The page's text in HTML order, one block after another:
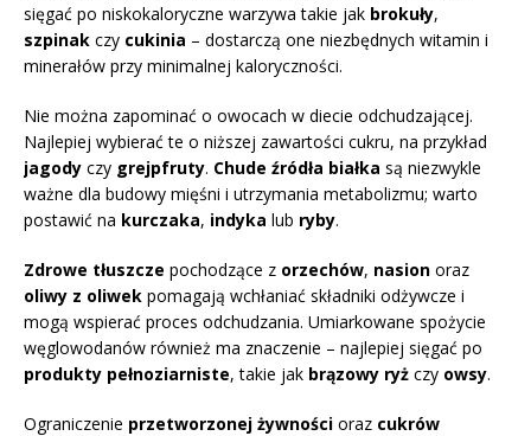
sięgać po niskokaloryczne warzywa takie jak brokuły,
szpinak czy cukinia – dostarczą one niezbędnych witamin i
minerałów przy minimalnej kaloryczności.
Nie można zapominać o owocach w diecie odchudzającej.
Najlepiej wybierać te o niższej zawartości cukru, na przykład
jagody czy grejpfruty. Chude źródła białka są niezwykle
ważne dla budowy mięśni i utrzymania metabolizmu; warto
postawić na kurczaka, indyka lub ryby.
Zdrowe tłuszcze pochodzące z orzechów, nasion oraz
oliwy z oliwek pomagają wchłaniać składniki odżywcze i
mogą wspierać proces odchudzania. Umiarkowane spożycie
węglowodanów również ma znaczenie – najlepiej sięgać po
produkty pełnoziarniste, takie jak brązowy ryż czy owsy.
Ograniczenie przetworzonej żywności oraz cukrów